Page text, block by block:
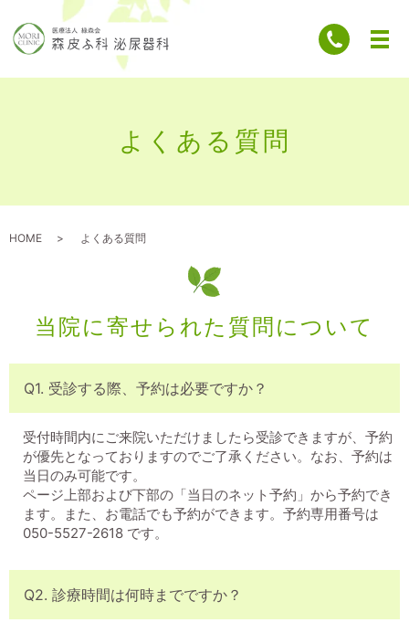
よくある質問
HOME よくある質問
当院に寄せられた質問について
Q1. 受診する際、予約は必要ですか？
受付時間内にご来院いただけましたら受診できますが、予約
が優先となっておりますのでご了承ください。なお、予約は
当日のみ可能です。
ページ上部および下部の「当日のネット予約」から予約でき
ます。また、お電話でも予約ができます。予約専用番号は
050-5527-2618 です。
Q2. 診療時間は何時までですか？